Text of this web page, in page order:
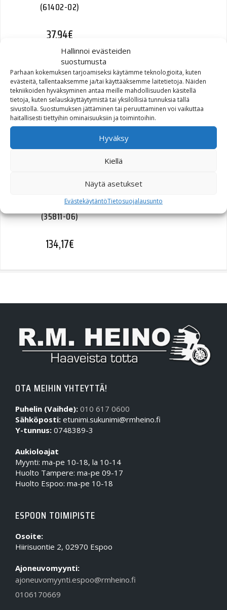
Hallinnoi evästeiden
suostumusta
Parhaan kokemuksen tarjoamiseksi käytämme teknologioita, kuten
evästeitä, tallentaaksemme ja/tai käyttääksemme laitetietoja. Näiden
tekniikoiden hyväksyminen antaa meille mahdollisuuden käsitellä
tietoja, kuten selauskäyttäytymistä tai yksilöllisiä tunnuksia tällä
sivustolla. Suostumuksen jättäminen tai peruuttaminen voi vaikuttaa
haitallisesti tiettyihin ominaisuuksiin ja toimintoihin.
Hyväksy
Kiellä
Näytä asetukset
EvästekäytäntöTietosuojalausunto
(61402-02)
37,94€
COVER OIL COOLER
(26800092)
GEAR, COUNTERSHAFT, 3RD
| countershaft-third
(35811-06)
134,17€
OTA MEIHIN YHTEYTTÄ!
Puhelin (Vaihde): 010 617 0600
Sähköposti: etunimi.sukunimi@rmheino.fi
Y-tunnus: 0748389-3
Aukioloajat
Myynti: ma-pe 10-18, la 10-14
Huolto Tampere: ma-pe 09-17
Huolto Espoo: ma-pe 10-18
ESPOON TOIMIPISTE
Osoite:
Hiirisuontie 2, 02970 Espoo
Ajoneuvomyynti:
ajoneuvomyynti.espoo@rmheino.fi
0106170669